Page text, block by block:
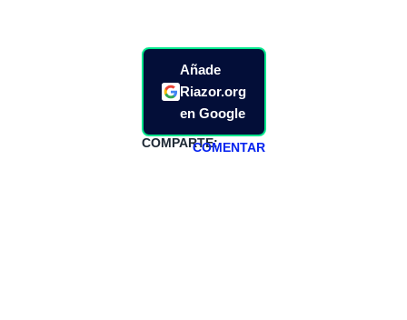
Añade
Riazor.org
en Google
COMPARTE:COMENTAR